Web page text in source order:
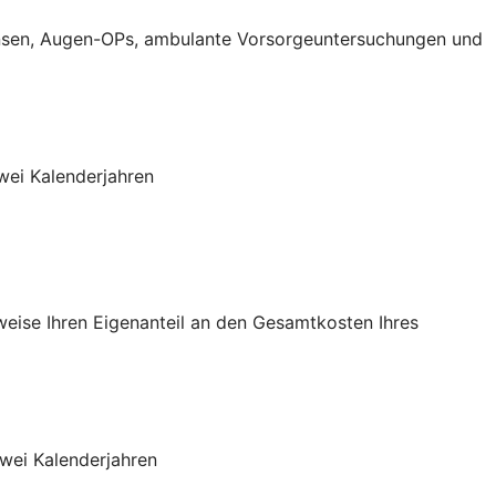
Augen-OPs, ambulante Vorsorgeuntersuchungen und
Kalenderjahren
Ihren Eigenanteil an den Gesamtkosten Ihres
Kalenderjahren